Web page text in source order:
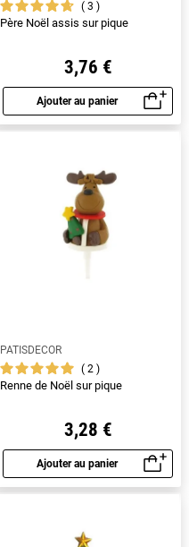
3
Père Noël assis sur pique
3,76 €
Ajouter au panier
Aperçu rapide
PATISDECOR
2
Renne de Noël sur pique
3,28 €
Ajouter au panier
Aperçu rapide